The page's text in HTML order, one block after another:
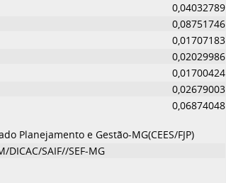
0,04032789
0,08751746
0,01707183
0,02029986
0,01700424
0,02679003
0,06874048
Planejamento e Gestão-MG(CEES/FJP)
SAIF//SEF-MG